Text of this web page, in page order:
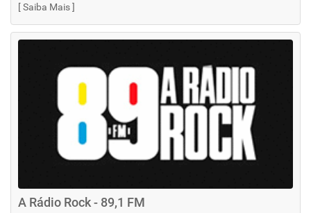
[Saiba Mais]
A Rádio Rock - 89,1 FM